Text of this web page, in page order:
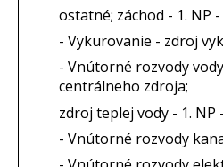
ostatné; záchod - 1. NP
- Vykurovanie - zdroj
- Vnútorné rozvody
centrálneho zdroja;
zdroj teplej vody - 1.
- Vnútorné rozvody